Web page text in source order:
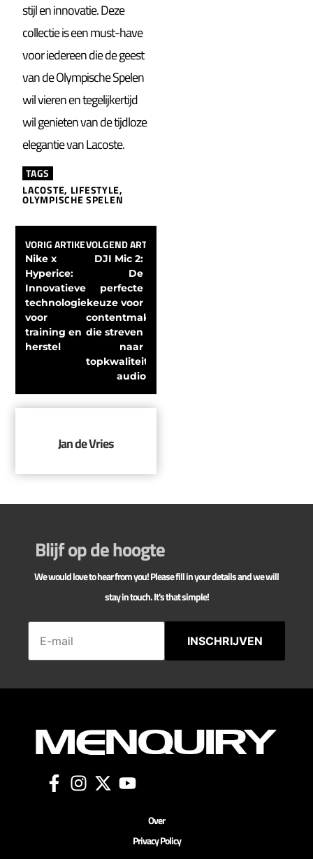
stijl en innovatie. Deze
collectie is een must-have
voor iedereen die de geest
van de Olympische Spelen
wil vieren en tegelijkertijd
wil genieten van de tijdloze
elegantie van Lacoste.
TAGS
LACOSTE, LIFESTYLE,
OLYMPISCHE SPELEN
VORIG ARTIKEL
Nike x
Hyperice:
Innovatieve
technologie
voor
training en
herstel
VOLGEND ARTIKEL
DJI Mic 2:
De
perfecte
keuze voor
contentmakers
die streven
naar
topkwaliteit
audio
Jan de Vries
Blijf op de hoogte
We would love to hear from you! Please fill in your details and we will
stay in touch. It's that simple!
INSCHRIJVEN
Over
Privacy Policy